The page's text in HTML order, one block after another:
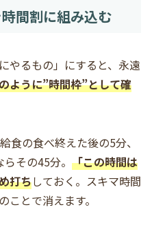
間割に組み込む
やるもの」にすると、永遠
ように”時間枠”として確
食の食べ終えた後の5分、
その45分。 「この時間は
打ちしておく。スキマ時間
とで消えます。